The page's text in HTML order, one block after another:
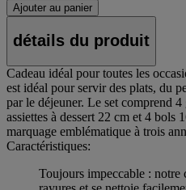
Ajouter au panier
détails du produit
Cadeau idéal pour toutes les
est idéal pour servir des plats, du
par le déjeuner. Le set comprend 4
assiettes à dessert 22 cm et 4 bols
marquage emblématique à trois
Caractéristiques:
Toujours impeccable : notre